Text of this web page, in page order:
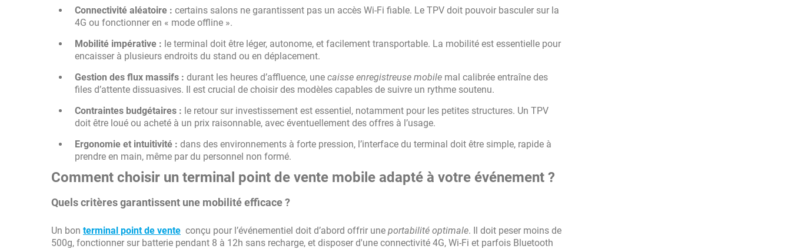
Connectivité aléatoire : certains salons ne garantissent pas un accès Wi-Fi fiable. Le TPV doit pouvoir basculer sur la
4G ou fonctionner en « mode offline ».
Mobilité impérative : le terminal doit être léger, autonome, et facilement transportable. La mobilité est essentielle pour
encaisser à plusieurs endroits du stand ou en déplacement.
Gestion des flux massifs : durant les heures d’affluence, une caisse enregistreuse mobile mal calibrée entraîne des
files d’attente dissuasives. Il est crucial de choisir des modèles capables de suivre un rythme soutenu.
Contraintes budgétaires : le retour sur investissement est essentiel, notamment pour les petites structures. Un TPV
doit être loué ou acheté à un prix raisonnable, avec éventuellement des offres à l’usage.
Ergonomie et intuitivité : dans des environnements à forte pression, l’interface du terminal doit être simple, rapide à
prendre en main, même par du personnel non formé.
Comment choisir un terminal point de vente mobile adapté à votre événement ?
Quels critères garantissent une mobilité efficace ?
Un bon terminal point de vente conçu pour l’événementiel doit d’abord offrir une portabilité optimale. Il doit peser moins de
500g, fonctionner sur batterie pendant 8 à 12h sans recharge, et disposer d'une connectivité 4G, Wi-Fi et parfois Bluetooth